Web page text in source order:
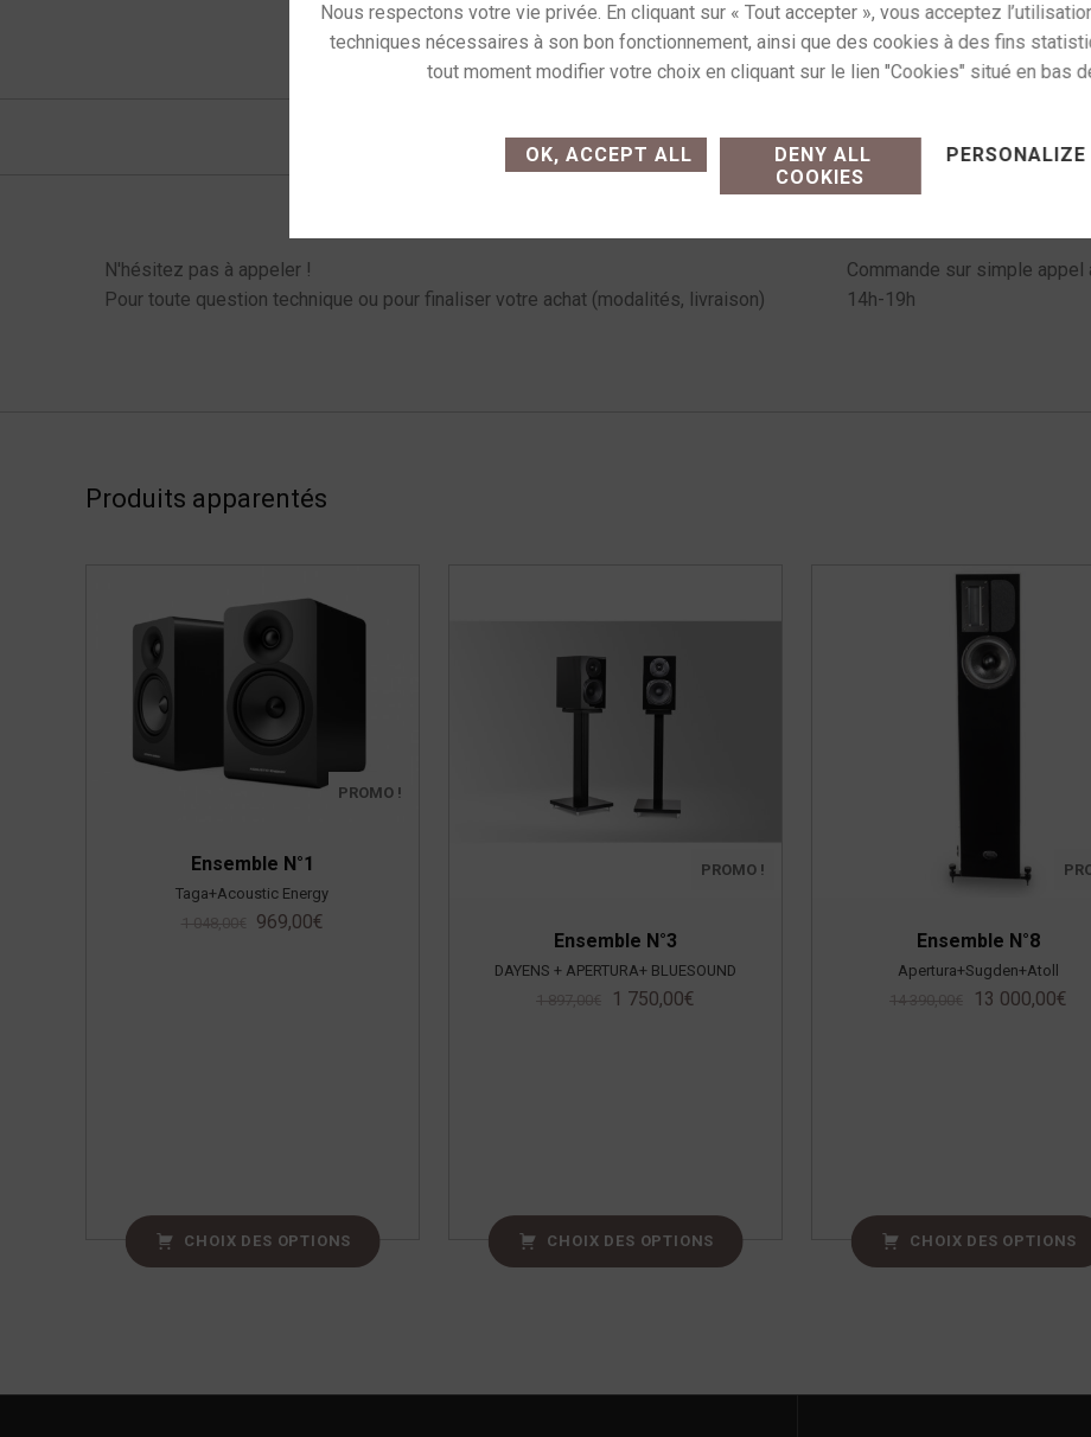
Catégorie :Pack clés en main
N'hésitez pas à appeler !
Pour toute question technique ou pour finaliser votre achat (modalités, livraison)
Commande sur simple
14h-19h
Produits apparentés
Ensemble N°1
Taga+Acoustic Energy
PROMO !
969,00€
CHOIX DES OPTIONS
Ensemble N°3
DAYENS + APERTURA+ BLUESOUND
PROMO !
1 750,00€
CHOIX DES OPTIONS
Ensemble N°8
Apertura+Sugden+Atoll
13 000,00€
CHOIX DES OPTIONS
Navigation de l’article
OK, ACCEPT ALL
DENY ALL
COOKIES
PERSONALIZE